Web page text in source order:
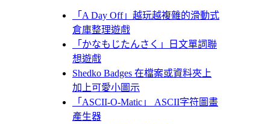
「A Day Off」越玩越複雜的滑動式
倉庫整理遊戲
「かなもじたんさく」日文單詞聯
想遊戲
Shedko Badges 在檔案或資料夾上
加上可愛小圖示
「ASCII-O-Matic」 ASCII字符圖畫
產生器